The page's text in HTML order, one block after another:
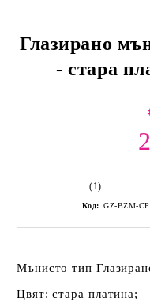
Глазирано
- стара
(1)
Код: GZ-BZM-
Мънисто тип
Цвят: стара платина;